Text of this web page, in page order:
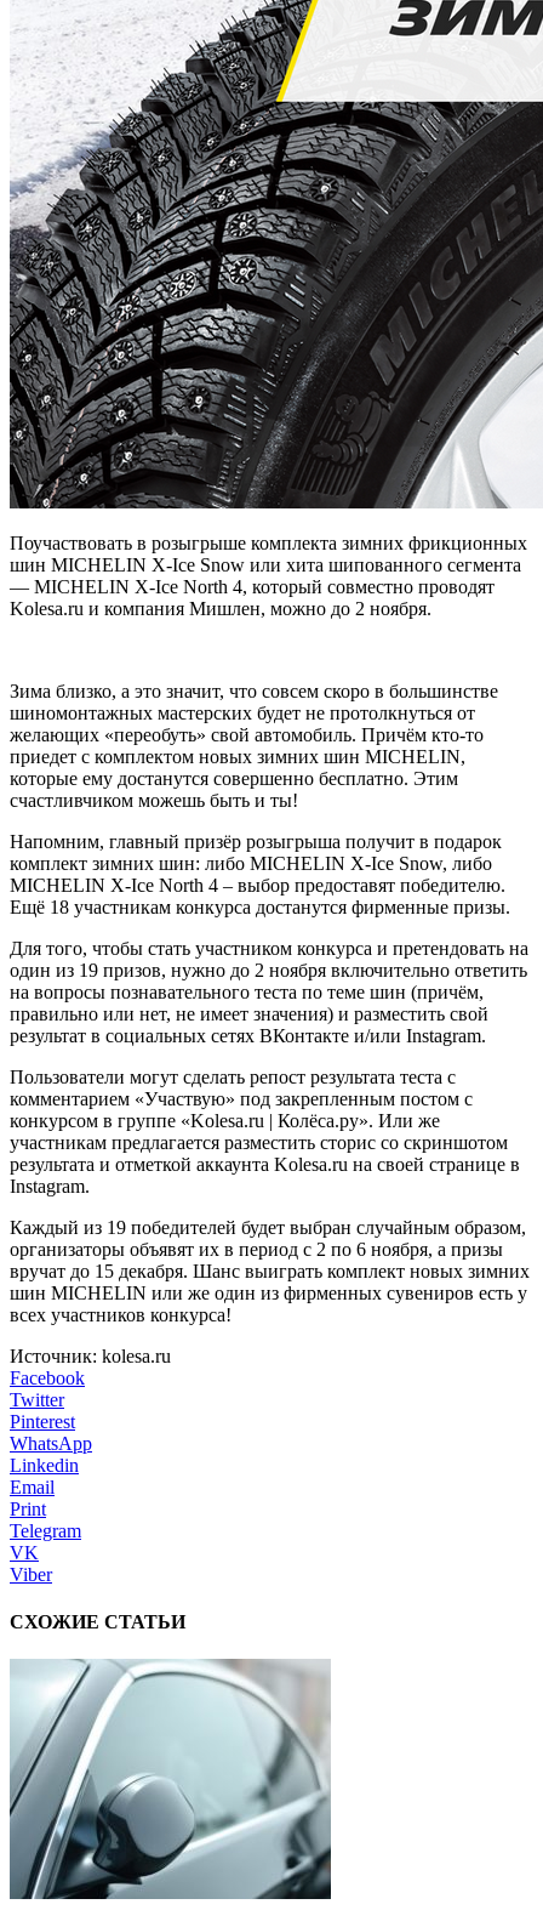
Поучаствовать в розыгрыше комплекта зимних фрикционных
шин MICHELIN X-Ice Snow или хита шипованного сегмента
— MICHELIN X-Ice North 4, который совместно проводят
Kolesa.ru и компания Мишлен, можно до 2 ноября.
Зима близко, а это значит, что совсем скоро в большинстве
шиномонтажных мастерских будет не протолкнуться от
желающих «переобуть» свой автомобиль. Причём кто-то
приедет с комплектом новых зимних шин MICHELIN,
которые ему достанутся совершенно бесплатно. Этим
счастливчиком можешь быть и ты!
Напомним, главный призёр розыгрыша получит в подарок
комплект зимних шин: либо MICHELIN X-Ice Snow, либо
MICHELIN X-Ice North 4 – выбор предоставят победителю.
Ещё 18 участникам конкурса достанутся фирменные призы.
Для того, чтобы стать участником конкурса и претендовать на
один из 19 призов, нужно до 2 ноября включительно ответить
на вопросы познавательного теста по теме шин (причём,
правильно или нет, не имеет значения) и разместить свой
результат в социальных сетях ВКонтакте и/или Instagram.
Пользователи могут сделать репост результата теста с
комментарием «Участвую» под закрепленным постом с
конкурсом в группе «Kolesa.ru | Колёса.ру». Или же
участникам предлагается разместить сторис со скриншотом
результата и отметкой аккаунта Kolesa.ru на своей странице в
Instagram.
Каждый из 19 победителей будет выбран случайным образом,
организаторы объявят их в период с 2 по 6 ноября, а призы
вручат до 15 декабря. Шанс выиграть комплект новых зимних
шин MICHELIN или же один из фирменных сувениров есть у
всех участников конкурса!
Источник: kolesa.ru
Facebook
Twitter
Pinterest
WhatsApp
Linkedin
Email
Print
Telegram
VK
Viber
СХОЖИЕ СТАТЬИ